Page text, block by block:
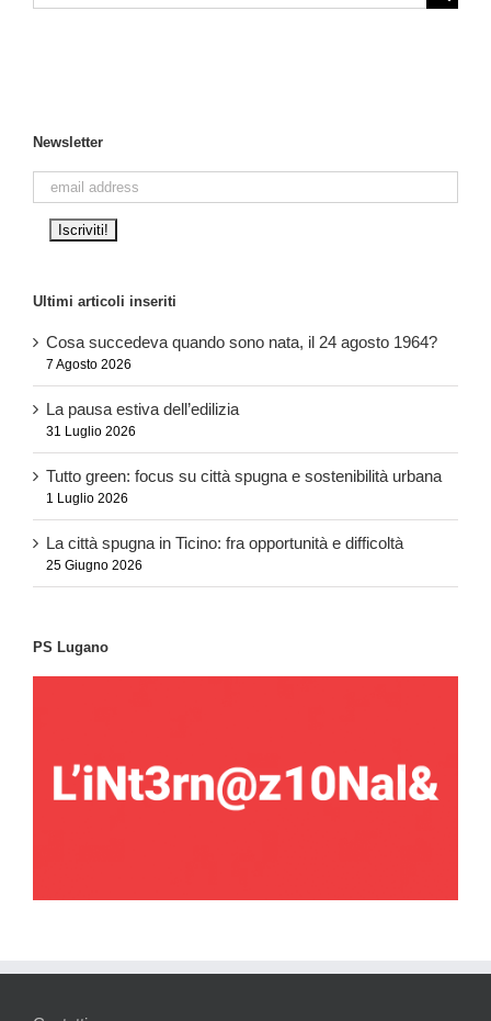
per:
Newsletter
Ultimi articoli inseriti
Cosa succedeva quando sono nata, il 24 agosto 1964?
7 Agosto 2026
La pausa estiva dell’edilizia
31 Luglio 2026
Tutto green: focus su città spugna e sostenibilità urbana
1 Luglio 2026
La città spugna in Ticino: fra opportunità e difficoltà
25 Giugno 2026
PS Lugano